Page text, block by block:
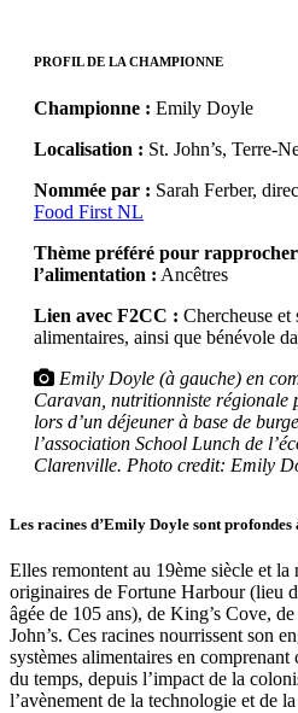
PROFIL DE LA CHAMPIONNE
Championne : Emily Doyle
Localisation : St. John’s, Terre-
Nommée par : Sarah Ferber,
Food First NL
Thème préféré pour rapprocher
l’alimentation : Ancêtres
Lien avec F2CC : Chercheuse et
alimentaires, ainsi que bénévole
Emily Doyle (à gauche) en
Caravan, nutritionniste régionale
lors d’un déjeuner à base de
l’association School Lunch de
Clarenville. Photo credit: Emily
Les racines d’Emily Doyle sont profondes
Elles remontent au 19ème siècle et la
originaires de Fortune Harbour (lieu
âgée de 105 ans), de King’s Cove,
John’s. Ces racines nourrissent son
systèmes alimentaires en
du temps, depuis l’impact de la
l’avènement de la technologie et de